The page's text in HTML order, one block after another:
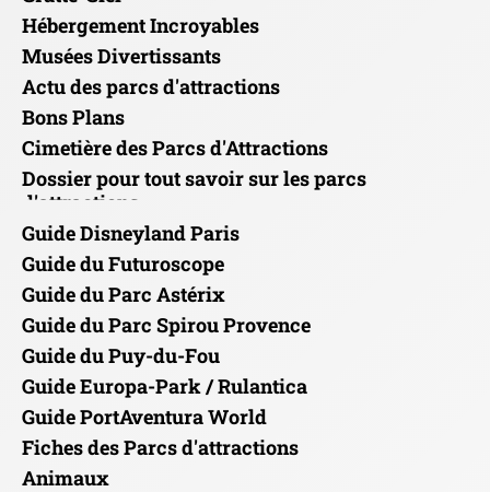
Hébergement Incroyables
Musées Divertissants
Actu des parcs d'attractions
Bons Plans
Cimetière des Parcs d'Attractions
Dossier pour tout savoir sur les parcs
d'attractions
Guide Disneyland Paris
Guide du Futuroscope
Guide du Parc Astérix
Guide du Parc Spirou Provence
Guide du Puy-du-Fou
Guide Europa-Park / Rulantica
Guide PortAventura World
Fiches des Parcs d'attractions
Animaux